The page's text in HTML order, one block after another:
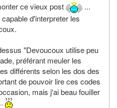
ce vieux post
...
d'interpreter les
"Devoucoux utilise peu
préférant meuler les
différents selon les dos des
de pouvoir lire ces codes
mais j'ai beau fouiller